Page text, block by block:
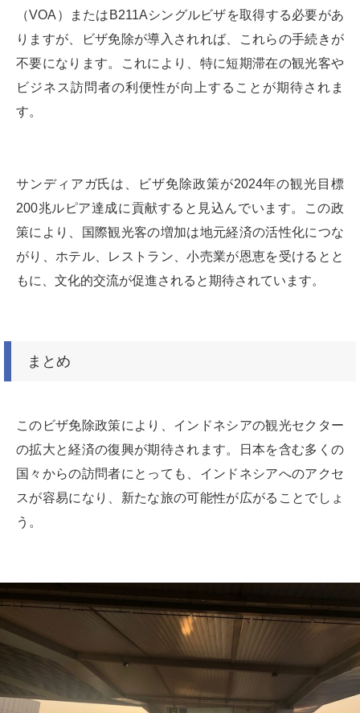
（VOA）またはB211Aシングルビザを取得する必要があ
りますが、ビザ免除が導入されれば、これらの手続きが
不要になります。これにより、特に短期滞在の観光客や
ビジネス訪問者の利便性が向上することが期待されま
す。
サンディアガ氏は、ビザ免除政策が2024年の観光目標
200兆ルピア達成に貢献すると見込んでいます。この政
策により、国際観光客の増加は地元経済の活性化につな
がり、ホテル、レストラン、小売業が恩恵を受けるとと
もに、文化的交流が促進されると期待されています。
まとめ
このビザ免除政策により、インドネシアの観光セクター
の拡大と経済の復興が期待されます。日本を含む多くの
国々からの訪問者にとっても、インドネシアへのアクセ
スが容易になり、新たな旅の可能性が広がることでしょ
う。